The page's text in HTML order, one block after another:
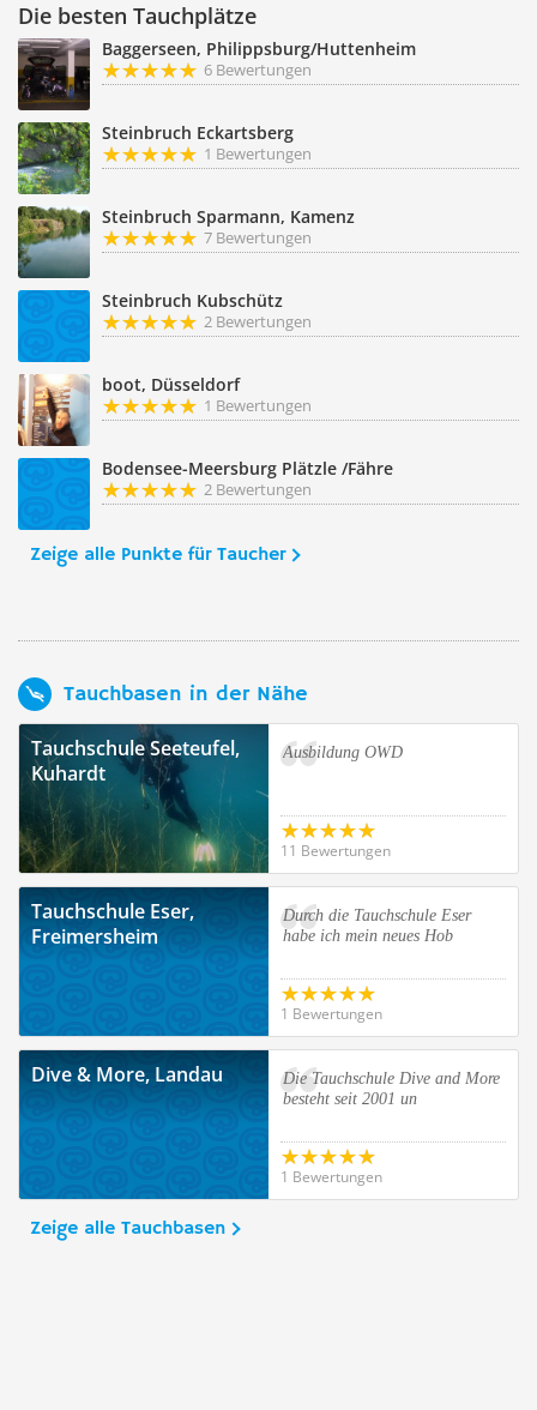
Die besten Tauchplätze
Baggerseen, Philippsburg/Huttenheim
6 Bewertungen
Steinbruch Eckartsberg
1 Bewertungen
Steinbruch Sparmann, Kamenz
7 Bewertungen
Steinbruch Kubschütz
2 Bewertungen
boot, Düsseldorf
1 Bewertungen
Bodensee-Meersburg Plätzle /Fähre
2 Bewertungen
Zeige alle Punkte für Taucher
Tauchbasen in der Nähe
Tauchschule Seeteufel,
Kuhardt
Ausbildung OWD
11 Bewertungen
Tauchschule Eser,
Freimersheim
Durch die Tauchschule Eser
habe ich mein neues Hob
1 Bewertungen
Dive & More, Landau
Die Tauchschule Dive and More
besteht seit 2001 un
1 Bewertungen
Zeige alle Tauchbasen